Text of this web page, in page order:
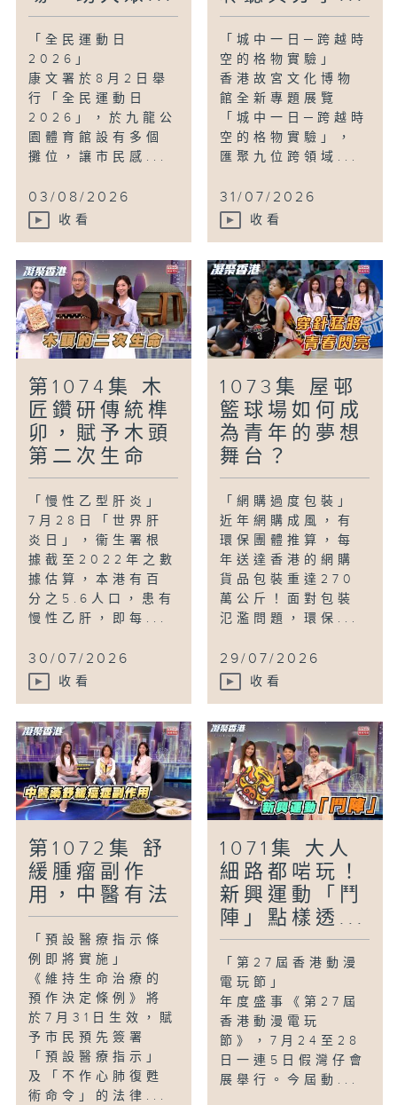
「全民運動日
2026」
康文署於8月2日舉
行「全民運動日
2026」，於九龍公
園體育館設有多個
攤位，讓市民感...
03/08/2026
收看
「城中一日─跨越時
空的格物實驗」
香港故宮文化博物
館全新專題展覽
「城中一日─跨越時
空的格物實驗」，
匯聚九位跨領域...
31/07/2026
收看
第1074集 木
匠鑽研傳統榫
卯，賦予木頭
第二次生命
「慢性乙型肝炎」
7月28日「世界肝
炎日」，衞生署根
據截至2022年之數
據估算，本港有百
分之5.6人口，患有
慢性乙肝，即每...
30/07/2026
收看
1073集 屋邨
籃球場如何成
為青年的夢想
舞台？
「網購過度包裝」
近年網購成風，有
環保團體推算，每
年送達香港的網購
貨品包裝重達270
萬公斤！面對包裝
氾濫問題，環保...
29/07/2026
收看
第1072集 舒
緩腫瘤副作
用，中醫有法
「預設醫療指示條
例即將實施」
《維持生命治療的
預作決定條例》將
於7月31日生效，賦
予市民預先簽署
「預設醫療指示」
及「不作心肺復甦
術命令」的法律...
1071集 大人
細路都啱玩！
新興運動「鬥
陣」點樣透...
「第27屆香港動漫
電玩節」
年度盛事《第27屆
香港動漫電玩
節》，7月24至28
日一連5日假灣仔會
展舉行。今屆動...